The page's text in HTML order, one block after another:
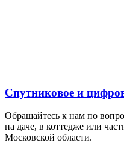
Спутниковое и
Обращайтесь к нам по
на даче, в коттедже или
Московской области.